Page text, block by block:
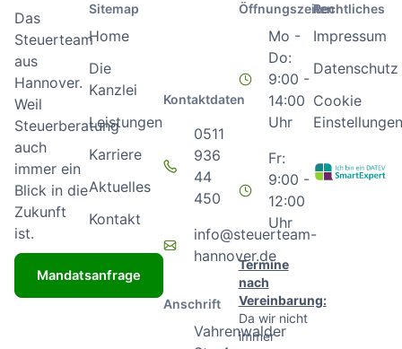
Das
Steuerteam
aus
Hannover.
Weil
Steuerberatung
auch
immer ein
Blick in die
Zukunft
ist.
Mandatsanfrage
Sitemap
Home
Die
Kanzlei
Leistungen
Karriere
Aktuelles
Kontakt
Kontaktdaten
0511
936
44
450
info@steuerteam-
hannover.de
Anschrift
Vahrenwalder
Öffnungszeiten
Mo -
Do:
9:00 -
14:00
Uhr
Fr:
9:00 -
12:00
Uhr
Termine
nach
Vereinbarung:
Da wir nicht
immer
Rechtliches
Impressum
Datenschutz
Cookie
Einstellungen